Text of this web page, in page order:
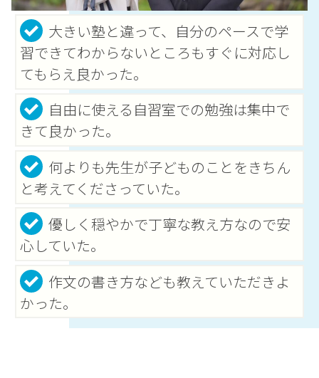
大きい塾と違って、自分のペースで学
習できてわからないところもすぐに対応し
てもらえ良かった。
自由に使える自習室での勉強は集中で
きて良かった。
何よりも先生が子どものことをきちん
と考えてくださっていた。
優しく穏やかで丁寧な教え方なので安
心していた。
作文の書き方なども教えていただきよ
かった。